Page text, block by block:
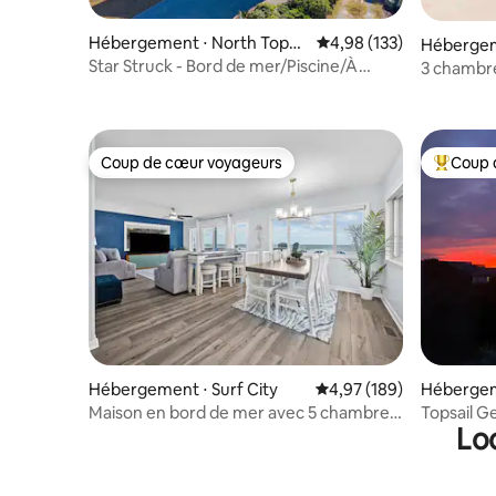
Hébergement ⋅ North Topsa
il Beach
Évaluation moyenne
4,98 (133)
Star Struck - Bord de mer/Piscine/À
3
Coup de cœur voyageurs
Coup de cœur voyageurs
Hébergement ⋅ Surf City Évaluation moyenne
4,97 (189)
Maison en bord de mer avec 5 chambres
Coups
Coup
Topsail
vue sur